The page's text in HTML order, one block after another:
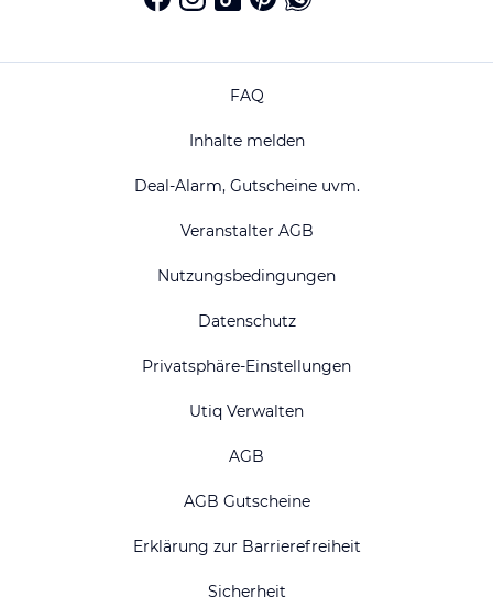
FAQ
Inhalte melden
Deal-Alarm, Gutscheine uvm.
Veranstalter AGB
Nutzungsbedingungen
Datenschutz
Privatsphäre-Einstellungen
Utiq Verwalten
AGB
AGB Gutscheine
Erklärung zur Barrierefreiheit
Sicherheit